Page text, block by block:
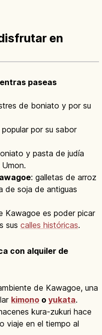
en
paseas
de boniato y por su
popular por su sabor
y pasta de judía
: galletas de arroz
de soja de antiguas
Kawagoe es poder picar
sus calles históricas.
con alquiler de
de Kawagoe, una
kimono o yukata.
kura-zukuri hace
viaje en el tiempo al